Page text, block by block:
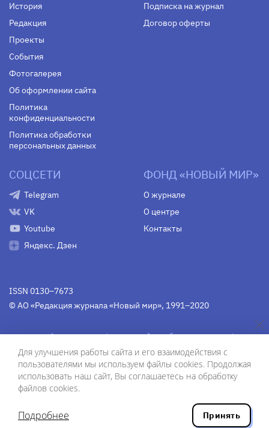
История
Редакция
Проекты
События
Фотогалерея
Об оформлении сайта
Политика
конфиденциальности
Политика обработки
персональных данных
Подписка на журнал
Договор оферты
СОЦСЕТИ
Telegram
VK
Youtube
Яндекс. Дзен
ФОНД «НОВЫЙ МИР»
О журнале
О центре
Контакты
ISSN 0130–7673
© АО «Редакция журнала «Новый мир», 1991–2020
Свидетельство Федеральной службы по надзору в сфере
связи, информационных технологий и массовых
коммуникаций средства массовой информации
(Роскомнадзор)ПИ № Фс 77-75754 от 13 июня 2019 г.
Разработка сайта — ООО «Инфодизайн»
Для улучшения работы сайта и его взаимодействия с
пользователями мы используем файлы cookies. Продолжая
использовать наш сайт, Вы соглашаетесь на обработку
файлов cookies.
Подробнее Принять